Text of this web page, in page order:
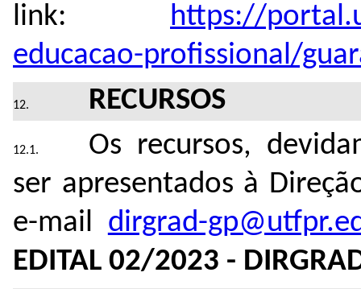
link: https://
educacao-profissional/
RECURSOS
Os recursos,
ser apresentados à
e-mail dirgrad-
EDITAL 02/2023 -